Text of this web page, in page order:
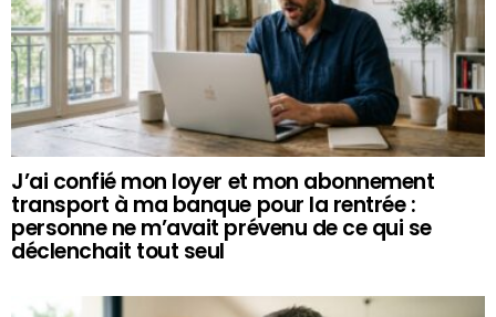
J’ai confié mon loyer et mon abonnement
transport à ma banque pour la rentrée :
personne ne m’avait prévenu de ce qui se
déclenchait tout seul